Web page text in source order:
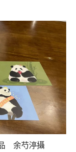
余芍渟攝